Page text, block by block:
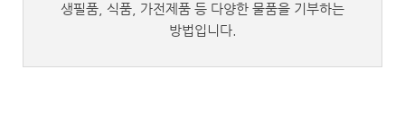
생필품, 식품, 가전제품 등 다양한 물품을 기부하는
방법입니다.